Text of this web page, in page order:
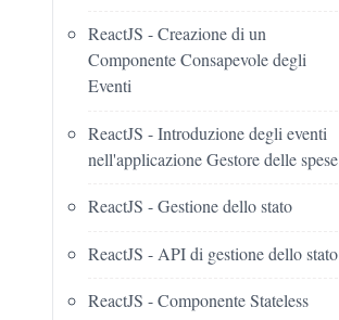
ReactJS - Creazione di un
Componente Consapevole degli
Eventi
ReactJS - Introduzione degli eventi
nell'applicazione Gestore delle spese
ReactJS - Gestione dello stato
ReactJS - API di gestione dello stato
ReactJS - Componente Stateless